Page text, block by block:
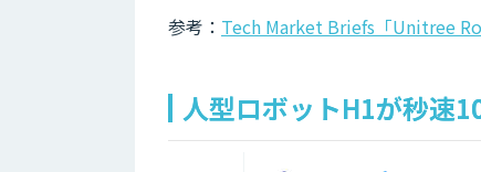
参考： Tech Market Briefs「Unitree
人型ロボットH1が秒速